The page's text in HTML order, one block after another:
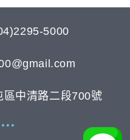
5000
區中清路二段700號